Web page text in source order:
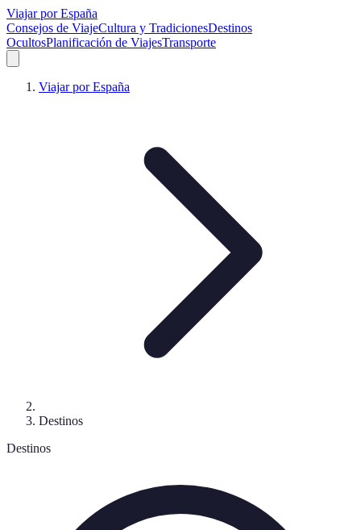
Viajar por España
Consejos de ViajeCultura y TradicionesDestinos
OcultosPlanificación de ViajesTransporte
Viajar por España
Destinos
Destinos